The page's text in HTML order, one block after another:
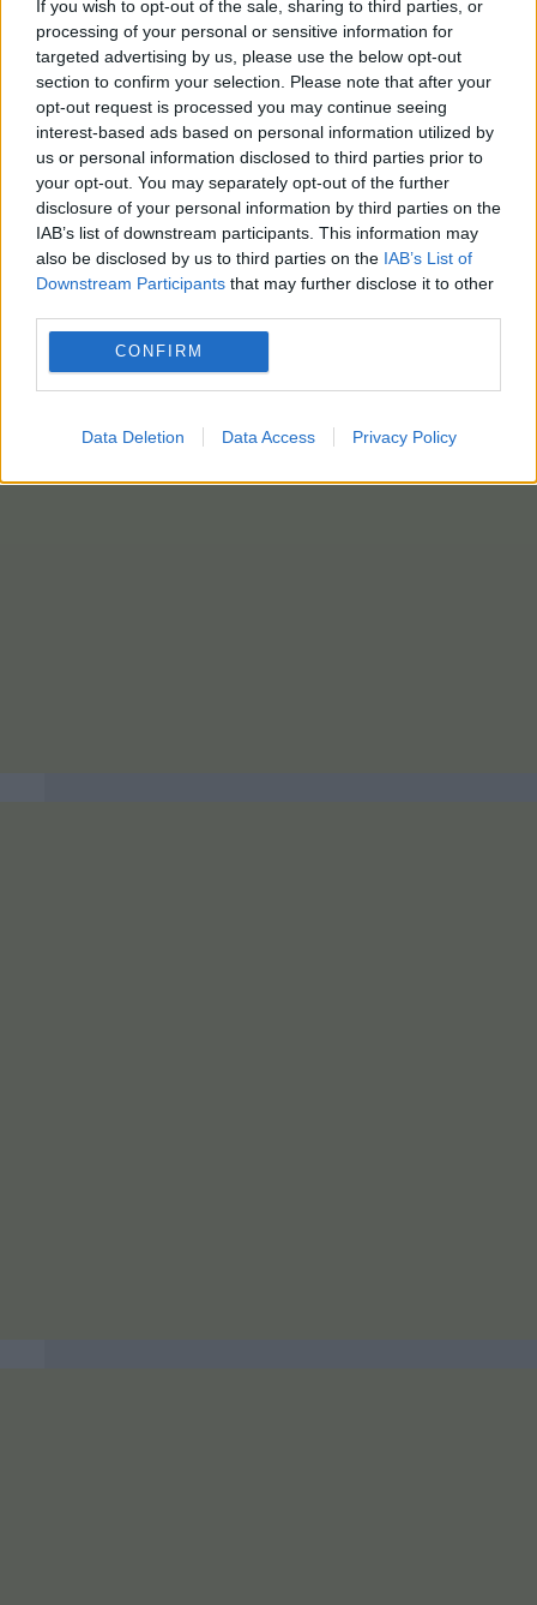
If you wish to opt-out of the sale, sharing to third parties, or
processing of your personal or sensitive information for
targeted advertising by us, please use the below opt-out
section to confirm your selection. Please note that after your
opt-out request is processed you may continue seeing
interest-based ads based on personal information utilized by
us or personal information disclosed to third parties prior to
your opt-out. You may separately opt-out of the further
disclosure of your personal information by third parties on the
IAB’s list of downstream participants. This information may
also be disclosed by us to third parties on the IAB’s List of
Downstream Participants that may further disclose it to other
CONFIRM
Data Deletion Data Access Privacy Policy